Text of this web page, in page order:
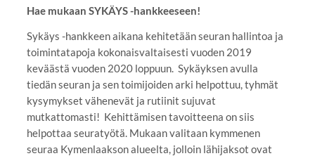
Hae mukaan SYKÄYS -hankkeeseen!
Sykäys -hankkeen aikana kehitetään seuran hallintoa ja
toimintatapoja kokonaisvaltaisesti vuoden 2019
keväästä vuoden 2020 loppuun. Sykäyksen avulla
tiedän seuran ja sen toimijoiden arki helpottuu, tyhmät
kysymykset vähenevät ja rutiinit sujuvat
mutkattomasti! Kehittämisen tavoitteena on siis
helpottaa seuratyötä. Mukaan valitaan kymmenen
seuraa Kymenlaakson alueelta, jolloin lähijaksot ovat